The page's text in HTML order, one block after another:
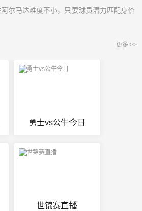
尔马达难度不小，只要球员潜力匹配身价
更多 >>
勇士vs公牛今日
世锦赛直播